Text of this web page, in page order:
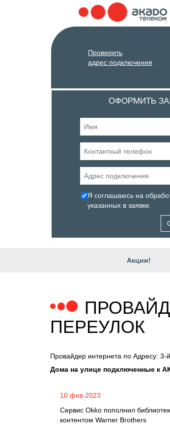
Проверить
адрес подключения
ОФОРМИТЬ
Я соглашаюсь на
указанных в заявке.
Акции!
ПЕРЕУЛОК
Провайдер интернета по Адресу:
Дома на улице подключенные к
10 фев 2023
Сервис Okko пополнил
контентом Warner Brothers